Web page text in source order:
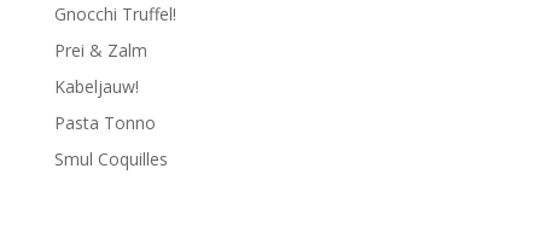
Gnocchi Truffel!
Prei & Zalm
Kabeljauw!
Pasta Tonno
Smul Coquilles